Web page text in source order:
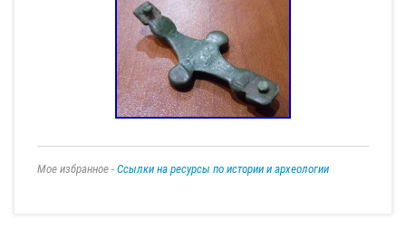
Мое избранное - Ссылки на ресурсы по истории и археологии